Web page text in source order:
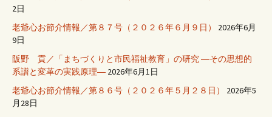
2日
老爺心お節介情報／第８７号（２０２６年６月９日）
2026年6月
9日
阪野 貢／「まちづくりと市民福祉教育」の研究 ―その思想的
系譜と変革の実践原理― 2026年6月1日
老爺心お節介情報／第８６号（２０２６年５月２８日）
2026年5
月28日